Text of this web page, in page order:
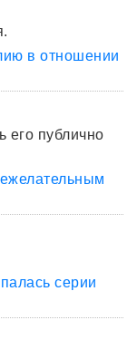
в отношении
его публично
серии